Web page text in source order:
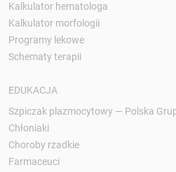
Kalkulator hematologa
Kalkulator morfologii
Programy lekowe
Schematy terapii
EDUKACJA
Szpiczak plazmocytowy — Polska
Chłoniaki
Choroby rzadkie
Farmaceuci